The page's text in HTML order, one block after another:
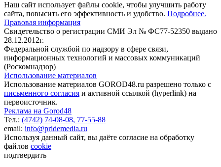
Наш сайт использует файлы cookie, чтобы улучшить работу
сайта, повысить его эффективность и удобство. Подробнее.
Правовая информация
Свидетельство о регистрации СМИ Эл № ФС77-52350 выдано
28.12.2012г.
Федеральной службой по надзору в сфере связи,
информационных технологий и массовых коммуникаций
(Роскомнадзор)
Использование материалов
Использование материалов GOROD48.ru разрешено только с
письменного согласия и активной ссылкой (hyperlink) на
первоисточник.
Реклама на Gorod48
Тел.: (4742) 74-08-08, 77-55-88
email: info@pridemedia.ru
Используя данный сайт, вы даёте согласие на обработку
файлов cookie
подтвердить